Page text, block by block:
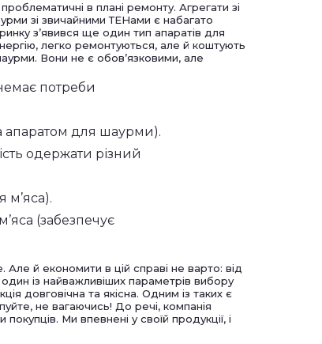
в плані ремонту. Агрегати зі
зі звичайними ТЕНами є набагато
з’явився ще один тип апаратів для
легко ремонтуються, але й коштують
Вони не є обов’язковими, але
потреби
апаратом для шаурми).
одержати різний
м’яса).
(забезпечує
й економити в цій справі не варто: від
із найважливіших параметрів вибору
довговічна та якісна. Одним із таких є
не вагаючись! До речі, компанія
Ми впевнені у своїй продукції, і